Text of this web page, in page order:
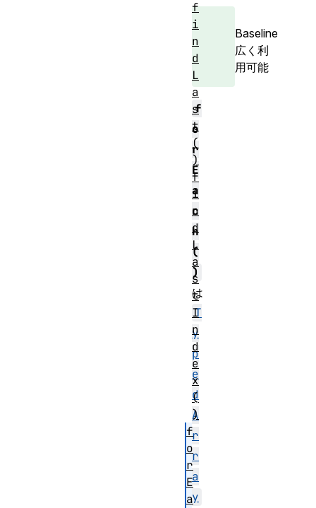
Baseline
広く利
用可能
f
o
r
E
a
c
h
(
)
は
T
y
p
e
d
A
r
r
a
y
f
i
n
d
L
a
s
t
(
)
f
i
n
d
L
a
s
t
I
n
d
e
x
(
)
f
o
r
E
a